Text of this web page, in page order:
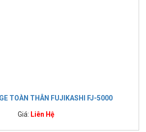
TOÀN THÂN FUJIKASHI FJ-5000
Giá: Liên Hệ